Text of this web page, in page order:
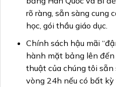
rõ ràng, sẵn sàng cung
học, gói thầu giáo dục.
Chính sách hậu mãi
hành mặt bảng lên
thuật của chúng tôi
vòng 24h nếu có bất